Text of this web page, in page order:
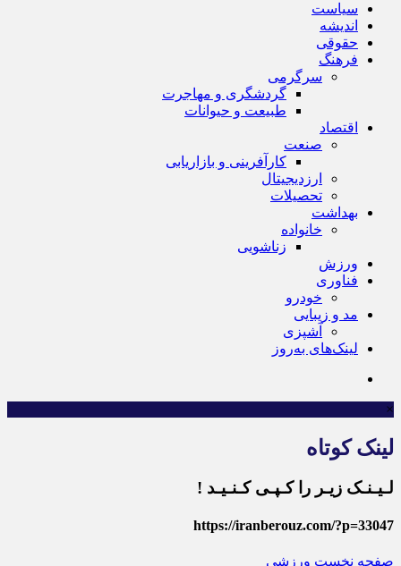
سیاست
اندیشه
حقوقی
فرهنگ
سرگرمی
گردشگری و مهاجرت
طبیعت و حیوانات
اقتصاد
صنعت
کارآفرینی و بازاریابی
ارزدیجیتال
تحصیلات
بهداشت
خانواده
زناشویی
ورزش
فناوری
خودرو
مد و زیبایی
آشپزی
لینک‌های به‌روز
×
لینک کوتاه
لـیـنـک زیـر را کـپـی کـنـیـد !
https://iranberouz.com/?p=33047
صفحه نخست ورزشی